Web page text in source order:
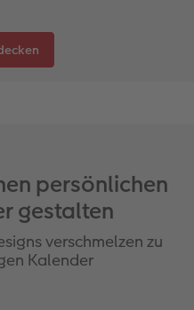
persönlichen
gestalten
verschmelzen zu
Kalender